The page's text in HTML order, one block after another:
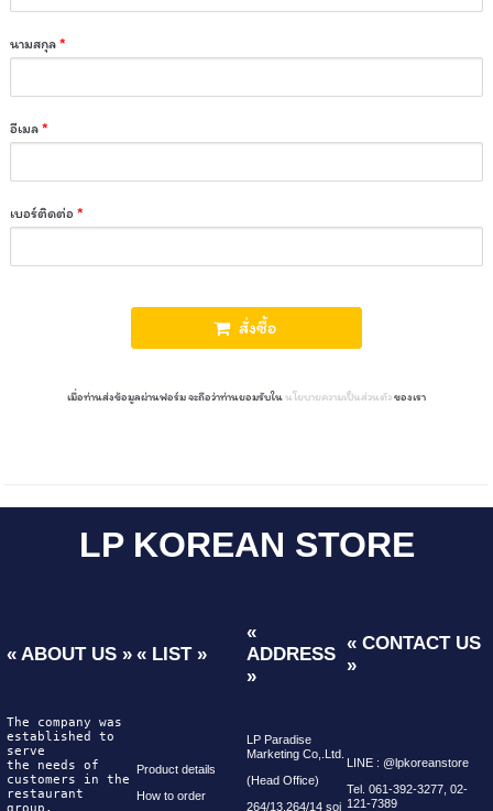
นามสกุล*
อีเมล*
เบอร์ติดต่อ*
สั่งซื้อ
เมื่อท่านส่งข้อมูลผ่านฟอร์ม จะถือว่าท่านยอมรับในนโยบายความเป็นส่วนตัวของเรา
LP KOREAN STORE
« ABOUT US » « LIST »
«
ADDRESS
»
« CONTACT US
»
The company was
established to
serve
the needs of
customers in the
restaurant
group.
Product details
How to order
LP Paradise
Marketing Co,.Ltd.
(Head Office)
264/13,264/14 soi
LINE : @lpkoreanstore
Tel. 061-392-3277, 02-
121-7389